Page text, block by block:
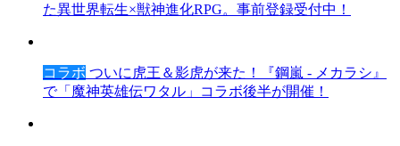
た異世界転生×獣神進化RPG。事前登録受付中！
コラボ ついに虎王＆影虎が来た！『鋼嵐 - メカラシ』
で「魔神英雄伝ワタル」コラボ後半が開催！